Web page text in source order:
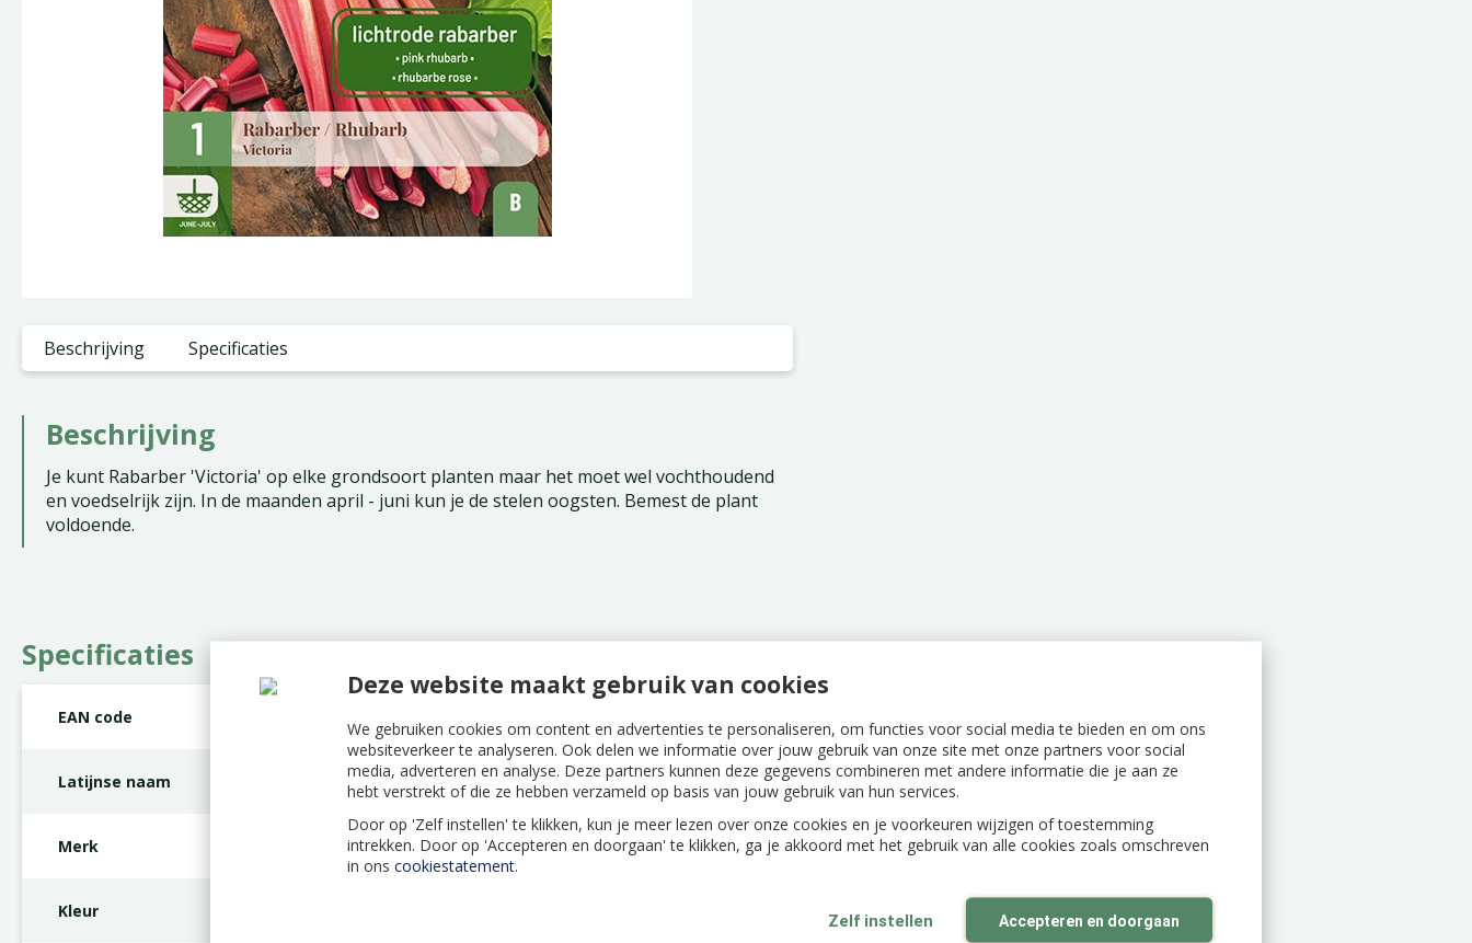
Deze website maakt gebruik van cookies
We gebruiken cookies om content en advertenties te personaliseren, om functies voor social media te bieden en om ons
websiteverkeer te analyseren. Ook delen we informatie over jouw gebruik van onze site met onze partners voor social
media, adverteren en analyse. Deze partners kunnen deze gegevens combineren met andere informatie die je aan ze
hebt verstrekt of die ze hebben verzameld op basis van jouw gebruik van hun services.
Door op 'Zelf instellen' te klikken, kun je meer lezen over onze cookies en je voorkeuren wijzigen of toestemming
intrekken. Door op 'Accepteren en doorgaan' te klikken, ga je akkoord met het gebruik van alle cookies zoals omschreven
in ons cookiestatement.
Zelf instellen Accepteren en doorgaan
Beschrijving Specificaties
Beschrijving
Je kunt Rabarber 'Victoria' op elke grondsoort planten maar het moet wel vochthoudend
en voedselrijk zijn. In de maanden april - juni kun je de stelen oogsten. Bemest de plant
voldoende.
Specificaties
EAN code
Latijnse naam Rheum rhabarbarum
Merk JUB Holland
Kleur